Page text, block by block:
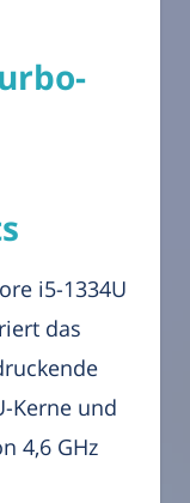
i5-1334U
das
Kerne und
4,6 GHz